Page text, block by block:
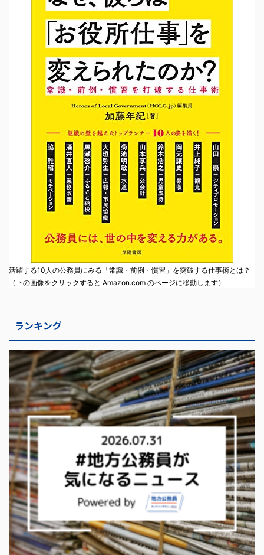
活躍する10人の公務員にみる「常識・前例・慣習」を突破する仕事術とは？
（下の画像をクリックすると Amazon.com のページに移動します）
ランキング